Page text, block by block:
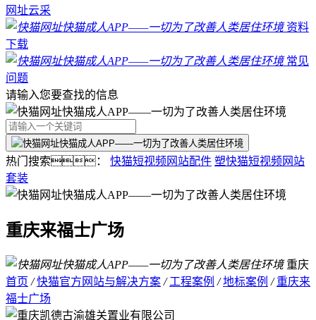
网址云采
资料
下载
常见
问题
请输入您要查找的信息
热门搜索： 快猫短视频网站配件 塑快猫短视频网站
套装
重庆来福士广场
重庆
首页 / 快猫官方网站与解决方案 / 工程案例 / 地标案例 / 重庆来
福士广场